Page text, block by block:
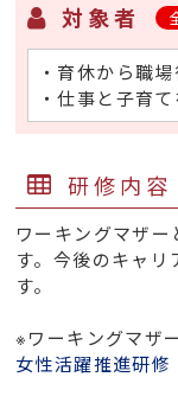
対象者
・育休から職
・仕事と子育
研修内容
ワーキングマザ
す。今後のキャ
す。
※ワーキングマザ
女性活躍推進研